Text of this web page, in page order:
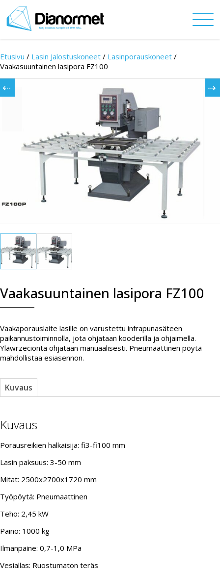
Etusivu / Lasin Jalostuskoneet / Lasinporauskoneet /
Vaakasuuntainen lasipora FZ100
Vaakasuuntainen lasipora FZ100
Vaakaporauslaite lasille on varustettu infrapunasäteen
paikannustoiminnolla, jota ohjataan kooderilla ja ohjaimella.
Yläwrzecionta ohjataan manuaalisesti. Pneumaattinen pöytä
mahdollistaa esiasennon.
Kuvaus
Kuvaus
Porausreikien halkaisija: fi3-fi100 mm
Lasin paksuus: 3-50 mm
Mitat: 2500x2700x1720 mm
Työpöytä: Pneumaattinen
Teho: 2,45 kW
Paino: 1000 kg
Ilmanpaine: 0,7-1,0 MPa
Vesiallas: Ruostumaton teräs